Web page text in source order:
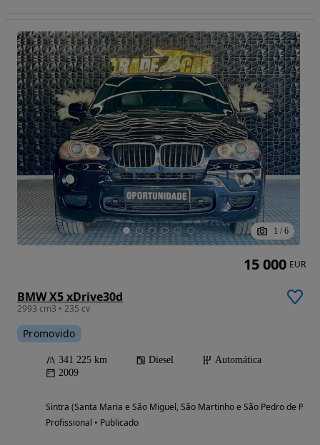
1 / 6
BMW X5 xDrive30d
2993 cm3 • 235 cv
Promovido
341 225 km Diesel
Automática
2009
Sintra (Santa Maria e São Miguel, São Martinho e São Pedro de
Profissional • Publicado
15 000 EUR